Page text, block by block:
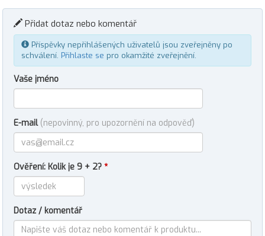
Přidat dotaz nebo komentář
Příspěvky nepřihlášených uživatelů jsou zveřejněny po
schválení. Přihlaste se pro okamžité zveřejnění.
Vaše jméno
E-mail (nepovinný, pro upozornění na odpověď)
Ověření: Kolik je 9 + 2? *
Dotaz / komentář